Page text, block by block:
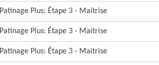
Patinage Plus: Étape 3 - Maitrise
Patinage Plus: Étape 3 - Maitrise
Patinage Plus: Étape 3 - Maitrise